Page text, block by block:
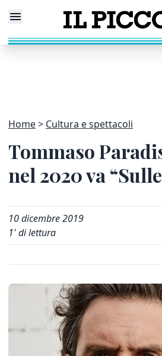
Home Cultura e spettacoli
Tommaso
nel 2020 va
10 dicembre 2019
1' di lettura